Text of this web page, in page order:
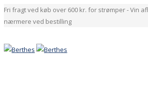
Fri fragt ved køb over 600 kr. for strømper - Vin
nærmere ved bestilling